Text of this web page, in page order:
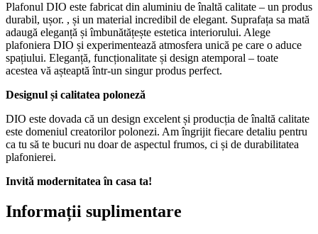
Plafonul DIO este fabricat din aluminiu de înaltă calitate – un produs
durabil, ușor. , și un material incredibil de elegant. Suprafața sa mată
adaugă eleganță și îmbunătățește estetica interiorului. Alege
plafoniera DIO și experimentează atmosfera unică pe care o aduce
spațiului. Eleganță, funcționalitate și design atemporal – toate
acestea vă așteaptă într-un singur produs perfect.
Designul și calitatea poloneză
DIO este dovada că un design excelent și producția de înaltă calitate
este domeniul creatorilor polonezi. Am îngrijit fiecare detaliu pentru
ca tu să te bucuri nu doar de aspectul frumos, ci și de durabilitatea
plafonierei.
Invită modernitatea în casa ta!
Informații suplimentare